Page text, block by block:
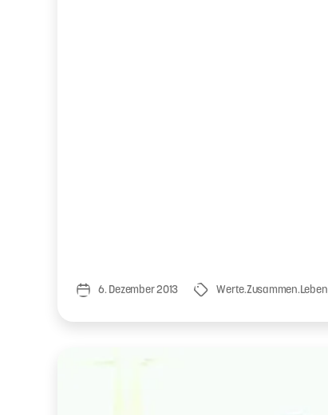
Veröffentlichungsdatum
6. Dezember 2013 Schlagwörter
Werte.Zusammen.Leben